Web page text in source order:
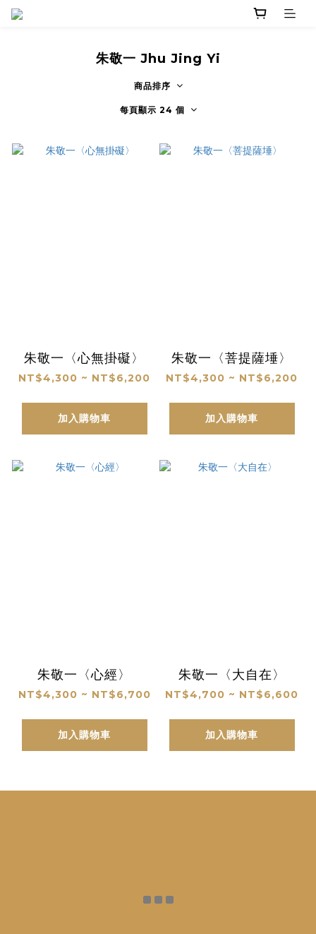
朱敬一 Jhu Jing Yi
商品排序
每頁顯示 24 個
朱敬一〈心無掛礙〉
NT$4,300 ~ NT$6,200
加入購物車
朱敬一〈菩提薩埵〉
NT$4,300 ~ NT$6,200
加入購物車
朱敬一〈心經〉
NT$4,300 ~ NT$6,700
加入購物車
朱敬一〈大自在〉
NT$4,700 ~ NT$6,600
加入購物車